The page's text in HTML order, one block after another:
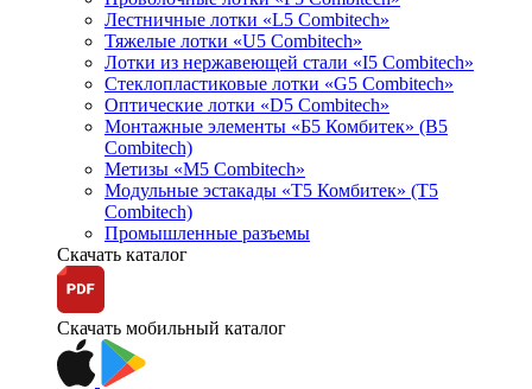
Лестничные лотки «L5 Combitech»
Тяжелые лотки «U5 Combitech»
Лотки из нержавеющей стали «I5 Combitech»
Стеклопластиковые лотки «G5 Combitech»
Оптические лотки «D5 Combitech»
Монтажные элементы «Б5 Комбитек» (B5
Combitech)
Метизы «M5 Combitech»
Модульные эстакады «Т5 Комбитек» (T5
Combitech)
Промышленные разъемы
Скачать каталог
Скачать мобильный каталог